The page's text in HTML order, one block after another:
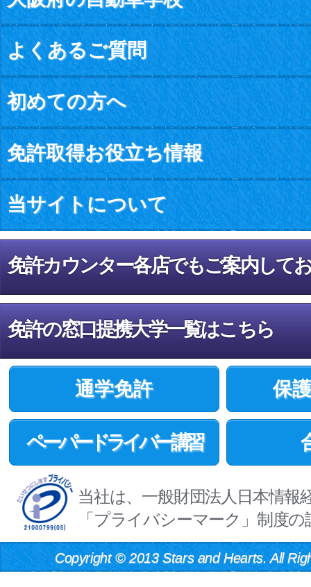
よくあるご質問
初めての方へ
免許取得お役立ち情報
当サイトについて
免許カウンター各店でもご案内して
免許の窓口提携大学一覧はこちら
通学免許
ペーパードライバー講習
保
当社は、一般財団法人日本情報
「プライバシーマーク」制度
Copyright©2013 Stars and Hearts. All